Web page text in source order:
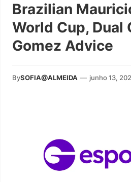
Brazilian
World Cup, Dual
Gomez Advice
BySOFIA@ALMEIDA — junho 13,